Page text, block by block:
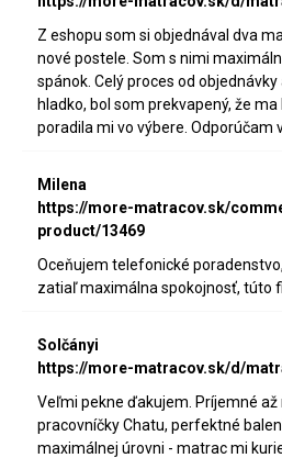
Z eshopu som si objednával dva
nové postele. Som s nimi
spánok. Celý proces od
hladko, bol som prekvapený, že
poradila mi vo výbere. Odporúčam
Milena
https://more-matracov.sk/
product/13469
Oceňujem telefonické
zatiaľ maximálna spokojnosť, túto
Solčányi
https://more-matracov.sk/d/
Veľmi pekne ďakujem. Príjemné až
pracovníčky Chatu, perfektné
maximálnej úrovni - matrac mi